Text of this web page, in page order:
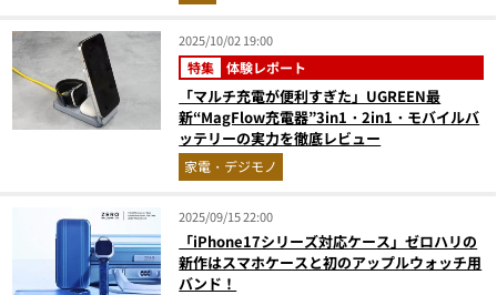
2025/10/02 19:00
特集 体験レポート
「マルチ充電が便利すぎた」UGREEN最
新“MagFlow充電器”3in1・2in1・モバイルバ
ッテリーの実力を徹底レビュー
家電・デジモノ
2025/09/15 22:00
「iPhone17シリーズ対応ケース」ゼロハリの
新作はスマホケースと初のアップルウォッチ用
バンド！